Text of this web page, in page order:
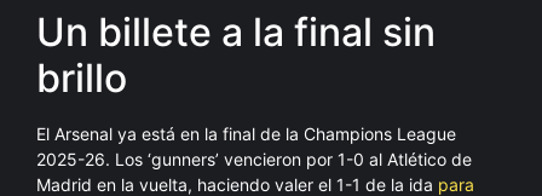
Un billete a la final sin
brillo
El Arsenal ya está en la final de la Champions League
2025-26. Los ‘gunners’ vencieron por 1-0 al Atlético de
Madrid en la vuelta, haciendo valer el 1-1 de la ida para